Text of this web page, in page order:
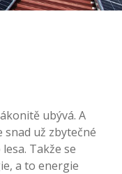
ubývá. A
už zbytečné
Takže se
a to energie